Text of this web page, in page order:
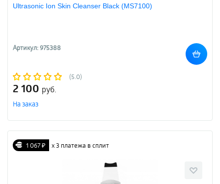
Ultrasonic Ion Skin Cleanser Black (MS7100)
Артикул: 975388
(5.0)
2 100 руб.
На заказ
1 067 ₽ х 3 платежа в сплит